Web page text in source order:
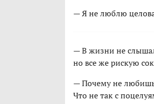
— Я не люблю
— В жизни не
но все же рискую
— Почему не
Что не так с